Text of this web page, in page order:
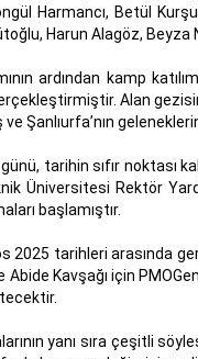
Harmancı, Betül
Harun Alagöz, Beyza
ardından kamp
Alan
Şanlıurfa’nın
günü, tarihin sıfır noktası
Üniversitesi Rektör
başlamıştır.
2025 tarihleri arasında
Abide Kavşağı için
yanı sıra çeşitli